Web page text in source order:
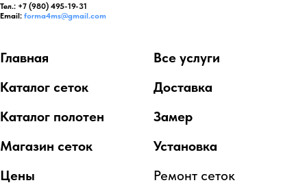
Тел.: +7 (980) 495-19-31
Email: forma4ms@gmail.com
Главная
Каталог сеток
Каталог полотен
Магазин сеток
Цены
Все услуги
Доставка
Замер
Установка
Ремонт сеток